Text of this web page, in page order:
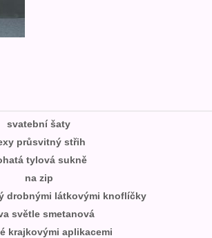
svatební šaty
průsvitný střih
tylová sukně
na zip
drobnými látkovými knoflíčky
světle smetanová
krajkovými aplikacemi